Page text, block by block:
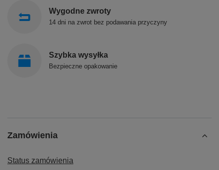
Wygodne zwroty
14 dni na zwrot bez podawania przyczyny
Szybka wysyłka
Bezpieczne opakowanie
Zamówienia
Status zamówienia